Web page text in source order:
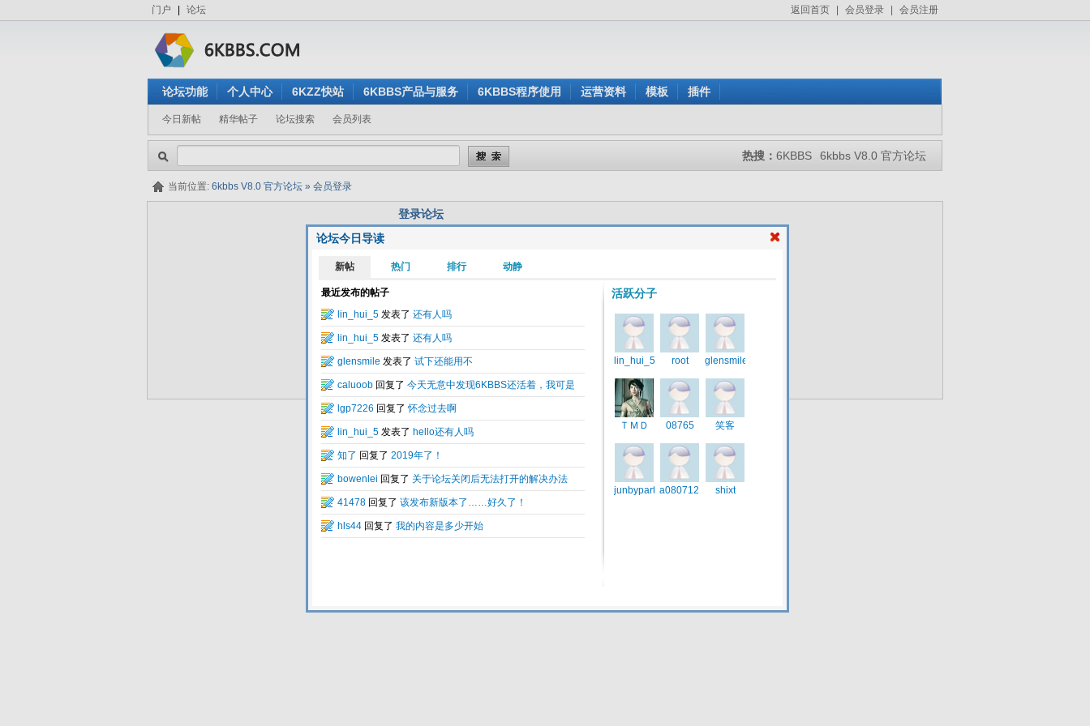
门户 论坛 返回首页 会员登录 会员注册
论坛功能 个人中心 6KZZ快站 6KBBS产品与服务 6KBBS程序使用 运营资料 模板 插件
今日新帖 精华帖子 论坛搜索 会员列表
热搜： 6KBBS 6kbbs V8.0 官方论坛
论坛今日导读
当前位置: 6kbbs V8.0 官方论坛 » 会员登录
登录论坛
用户名:
验证码: 看不清楚？点击刷新验证码
隐身登录: 是 否
记住我的登录状态
Total 0.029811(s) query 3, Time now is:2026-08-07 17:12
Powered by